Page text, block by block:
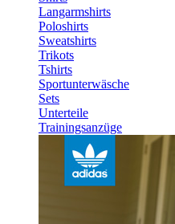
Langarmshirts
Poloshirts
Sweatshirts
Trikots
Tshirts
Sportunterwäsche
Sets
Unterteile
Trainingsanzüge